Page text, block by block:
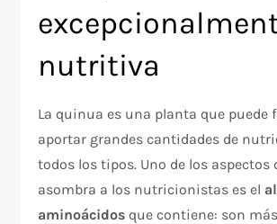
nutritiva
La quinua es una planta que puede
aportar grandes cantidades de
todos los tipos. Uno de los aspectos
asombra a los nutricionistas es el
aminoácidosque contiene: son